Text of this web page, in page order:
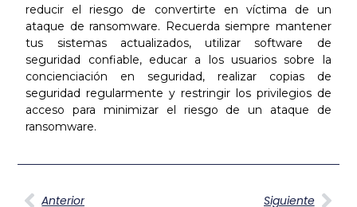
reducir el riesgo de convertirte en víctima de un
ataque de ransomware. Recuerda siempre mantener
tus sistemas actualizados, utilizar software de
seguridad confiable, educar a los usuarios sobre la
concienciación en seguridad, realizar copias de
seguridad regularmente y restringir los privilegios de
acceso para minimizar el riesgo de un ataque de
ransomware.
Anterior Siguiente